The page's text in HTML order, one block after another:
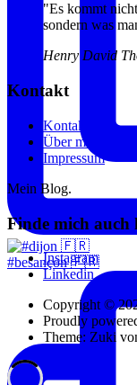
#besançon 🇫🇷
"Es kommt
sondern was
Henry David
Kontakt
Kontakt
Über mich
Impressum
Mein Blog.
Finde mich auch
Instagram
Linkedin
Copyright ©
Proudly
Theme: Zuki